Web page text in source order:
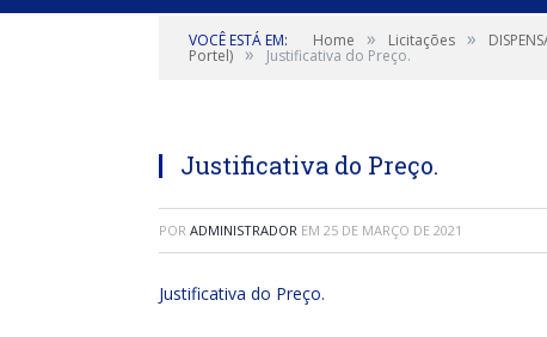
VOCÊ ESTÁ EM: Home » Licitações »
Portel) » Justificativa do Preço.
Justificativa do Preço.
POR ADMINISTRADOR EM 25 DE MARÇO DE 2021
Justificativa do Preço.